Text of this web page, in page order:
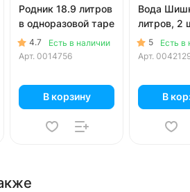
Родник 18.9 литров
в одноразовой таре
4.7
Есть в наличии
Арт. 0014756
В корзину
Вода
литров, 2
5
Есть в
Арт.
В